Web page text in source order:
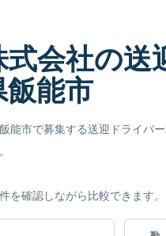
会社の
能市
能市で募集する送迎ドライバー
を確認しながら比較できます。